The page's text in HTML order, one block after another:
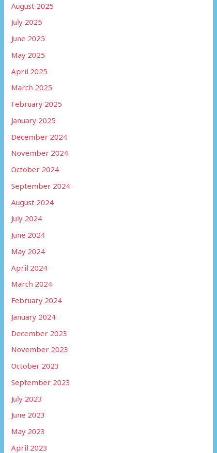
August 2025
July 2025
June 2025
May 2025
April 2025
March 2025
February 2025
January 2025
December 2024
November 2024
October 2024
September 2024
August 2024
July 2024
June 2024
May 2024
April 2024
March 2024
February 2024
January 2024
December 2023
November 2023
October 2023
September 2023
July 2023
June 2023
May 2023
April 2023